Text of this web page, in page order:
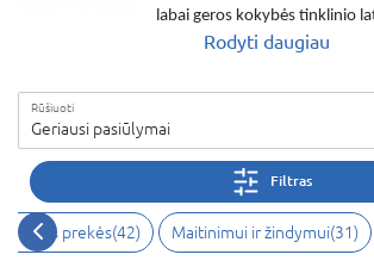
labai geros kokybės tinklinio
ventiliacijai, jos pagalba bus
Chicco čiulptukai yra be
yra be BPA. Akcentuojame,
yra natūrali medžiaga, kuri
elastingumo, lankstumo ir
temperatūros pokyčių, kuriuos
skysčiais. Jei jus domina
čiulptukai internetu, tuomet
Rodyti daugiau
Rūšiuoti
Geriausi pasiūlymai
Filtras
prekės(42) Maitinimui ir žindymui(31)